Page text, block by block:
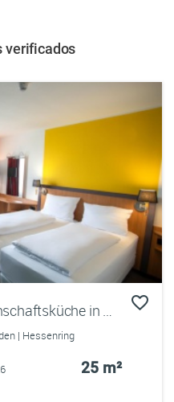
verificados
Doppelzimmer mit Gemeinschaftsküche in Frankfurt-Mörfelden
| Hessenring
25 m²